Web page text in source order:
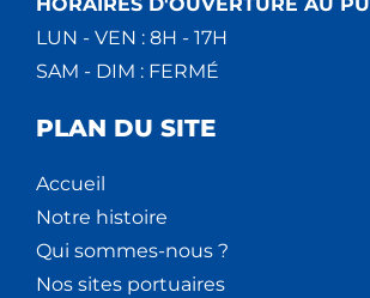
LUN - VEN : 8H - 17H
SAM - DIM : FERMÉ
PLAN DU SITE
Accueil
Notre histoire
Qui sommes-nous ?
Nos sites portuaires